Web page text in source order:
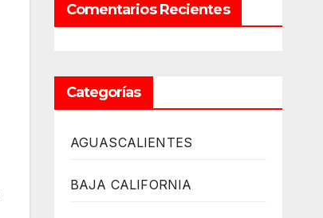
Comentarios Recientes
Categorías
AGUASCALIENTES
BAJA CALIFORNIA